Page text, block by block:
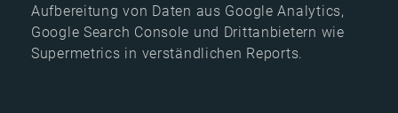
Aufbereitung von Daten aus Google Analytics,
Google Search Console und Drittanbietern wie
Supermetrics in verständlichen Reports.